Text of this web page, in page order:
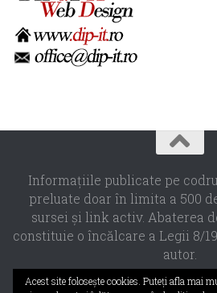
Informaţiile publicate pe
preluate doar în limita a 500
sursei şi link activ. Abaterea
constituie o încălcare a Legii 8/
autor.
Propulsat de - Designed with
Acest site foloseşte cookies. Puteţi afla mai